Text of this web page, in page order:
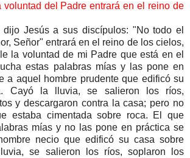
del Padre entrará en el reino de
dijo Jesús a sus discípulos: "No todo el
Señor" entrará en el reino de los cielos,
la voluntad de mi Padre que está en el
estas palabras mías y las pone en
a aquel hombre prudente que edificó su
Cayó la lluvia, se salieron los ríos,
y descargaron contra la casa; pero no
estaba cimentada sobre roca. El que
mías y no las pone en práctica se
necio que edificó su casa sobre
se salieron los ríos, soplaron los